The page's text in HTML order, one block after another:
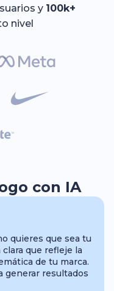
y 100k+
nivel
con IA
quieres que sea tu
que refleje la
de tu marca.
generar resultados